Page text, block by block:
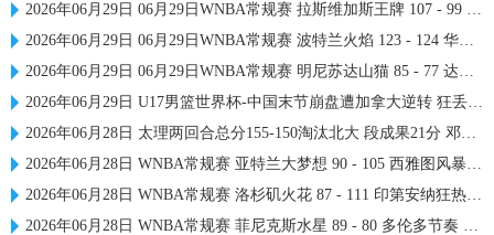
2026年06月29日 06月29日WNBA常规赛 拉斯维加斯王牌 107 - 99 芝加哥天空 集锦
2026年06月29日 06月29日WNBA常规赛 波特兰火焰 123 - 124 华盛顿神秘人 集锦
2026年06月29日 06月29日WNBA常规赛 明尼苏达山猫 85 - 77 达拉斯飞翼 集锦
2026年06月29日 U17男篮世界杯-中国末节崩盘遭加拿大逆转 狂丢40个后场篮板
2026年06月28日 太理两回合总分155-150淘汰北大 段成果21分 邓奕豪空砍24+8
2026年06月28日 WNBA常规赛 亚特兰大梦想 90 - 105 西雅图风暴 全场集锦
2026年06月28日 WNBA常规赛 洛杉矶火花 87 - 111 印第安纳狂热 全场集锦
2026年06月28日 WNBA常规赛 菲尼克斯水星 89 - 80 多伦多节奏 全场集锦